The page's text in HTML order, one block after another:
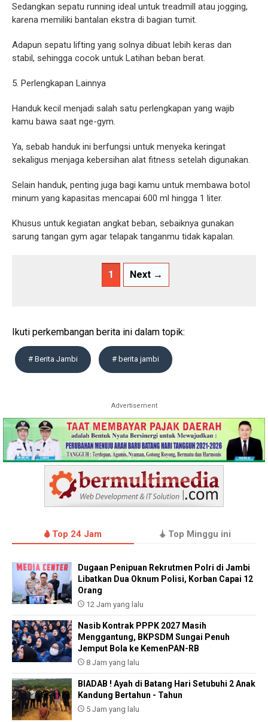
Sedangkan sepatu running ideal untuk treadmill atau jogging,
karena memiliki bantalan ekstra di bagian tumit.
Adapun sepatu lifting yang solnya dibuat lebih keras dan
stabil, sehingga cocok untuk Latihan beban berat.
5. Perlengkapan Lainnya
Handuk kecil menjadi salah satu perlengkapan yang wajib
kamu bawa saat nge-gym.
Ya, sebab handuk ini berfungsi untuk menyeka keringat
sekaligus menjaga kebersihan alat fitness setelah digunakan.
Selain handuk, penting juga bagi kamu untuk membawa botol
minum yang kapasitas mencapai 600 ml hingga 1 liter.
Khusus untuk kegiatan angkat beban, sebaiknya gunakan
sarung tangan gym agar telapak tanganmu tidak kapalan.
1 Next →
Ikuti perkembangan berita ini dalam topik:
# Berita Jambi # berita jambi
Advertisement
Top 24 Jam Top Minggu ini
Dugaan Penipuan Rekrutmen Polri di Jambi
Libatkan Dua Oknum Polisi, Korban Capai 12
Orang
12 Jam yang lalu
Nasib Kontrak PPPK 2027 Masih
Menggantung, BKPSDM Sungai Penuh
Jemput Bola ke KemenPAN-RB
8 Jam yang lalu
BIADAB ! Ayah di Batang Hari Setubuhi 2 Anak
Kandung Bertahun - Tahun
5 Jam yang lalu